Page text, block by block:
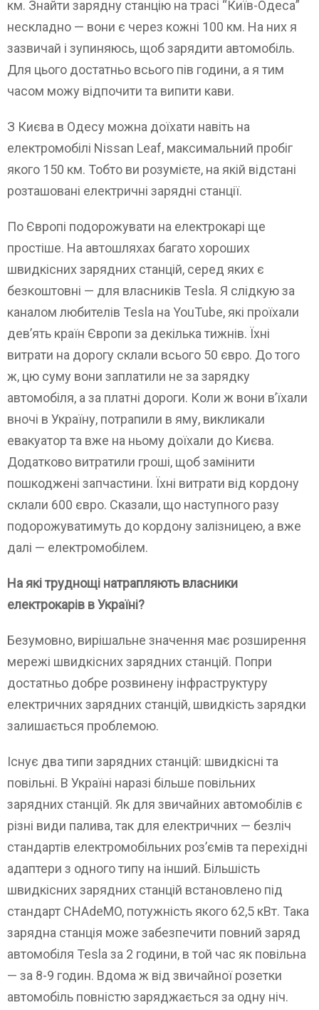
км. Знайти зарядну станцію на трасі “Київ-Одеса”
нескладно — вони є через кожні 100 км. На них я
зазвичай і зупиняюсь, щоб зарядити автомобіль.
Для цього достатньо всього пів години, а я тим
часом можу відпочити та випити кави.
З Києва в Одесу можна доїхати навіть на
електромобілі Nissan Leaf, максимальний пробіг
якого 150 км. Тобто ви розумієте, на якій відстані
розташовані електричні зарядні станції.
По Європі подорожувати на електрокарі ще
простіше. На автошляхах багато хороших
швидкісних зарядних станцій, серед яких є
безкоштовні — для власників Tesla. Я слідкую за
каналом любителів Tesla на YouTube, які проїхали
дев’ять країн Європи за декілька тижнів. Їхні
витрати на дорогу склали всього 50 євро. До того
ж, цю суму вони заплатили не за зарядку
автомобіля, а за платні дороги. Коли ж вони в’їхали
вночі в Україну, потрапили в яму, викликали
евакуатор та вже на ньому доїхали до Києва.
Додатково витратили гроші, щоб замінити
пошкоджені запчастини. Їхні витрати від кордону
склали 600 євро. Сказали, що наступного разу
подорожуватимуть до кордону залізницею, а вже
далі — електромобілем.
На які труднощі натрапляють власники
електрокарів в Україні?
Безумовно, вирішальне значення має розширення
мережі швидкісних зарядних станцій. Попри
достатньо добре розвинену інфраструктуру
електричних зарядних станцій, швидкість зарядки
залишається проблемою.
Існує два типи зарядних станцій: швидкісні та
повільні. В Україні наразі більше повільних
зарядних станцій. Як для звичайних автомобілів є
різні види палива, так для електричних — безліч
стандартів електромобільних роз’ємів та перехідні
адаптери з одного типу на інший. Більшість
швидкісних зарядних станцій встановлено під
стандарт CHAdeMO, потужність якого 62,5 кВт. Така
зарядна станція може забезпечити повний заряд
автомобіля Tesla за 2 години, в той час як повільна
— за 8-9 годин. Вдома ж від звичайної розетки
автомобіль повністю заряджається за одну ніч.